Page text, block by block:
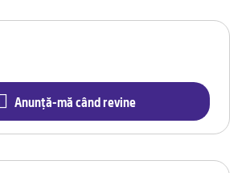
Anunță-mă când revine